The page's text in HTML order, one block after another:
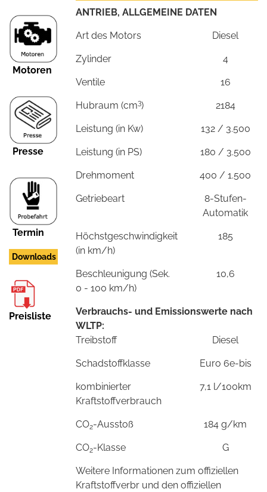
Motoren
Presse
Termin
Downloads
Preisliste
ANTRIEB, ALLGEMEINE DATEN
Art des Motors Diesel
Zylinder 4
Ventile 16
Hubraum (cm3) 2184
Leistung (in Kw) 132 / 3.500
Leistung (in PS) 180 / 3.500
Drehmoment 400 / 1.500
Getriebeart
8-Stufen-
Automatik
Höchstgeschwindigkeit
(in km/h)
185
Beschleunigung (Sek.
0 - 100 km/h)
10,6
Verbrauchs- und Emissionswerte nach
WLTP:
Treibstoff
Diesel
Schadstoffklasse Euro 6e-bis
kombinierter
Kraftstoffverbrauch
7,1 l/100km
CO2-Ausstoß 184 g/km
CO2-Klasse G
Weitere Informationen zum offiziellen
Kraftstoffverbr und den offiziellen